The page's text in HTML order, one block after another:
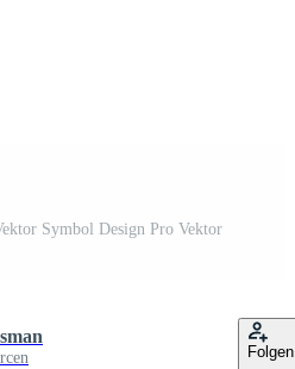
Symbol Design Pro Vektor
Folgen